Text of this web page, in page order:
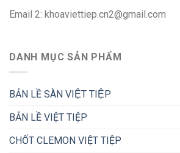
Email 2: khoaviettiep.cn2@gmail.com
DANH MỤC SẢN PHẨM
BẢN LỀ SÀN VIỆT TIỆP
BẢN LỀ VIỆT TIỆP
CHỐT CLEMON VIỆT TIỆP